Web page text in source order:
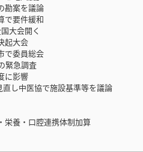
勘案を議論
で要件緩和
大会開く
起大会
で委員総会
緊急調査
に影響
直し中医協で施設基準等を議論
栄養・口腔連携体制加算